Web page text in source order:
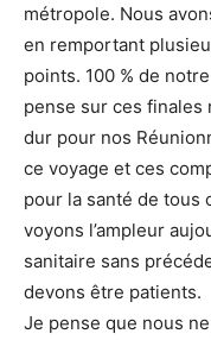
métropole. Nous
en remportant
points. 100 % de
pense sur ces finales
dur pour nos
ce voyage et ces
pour la santé de tous
voyons l’ampleur
sanitaire sans
devons être patients.
Je pense que nous